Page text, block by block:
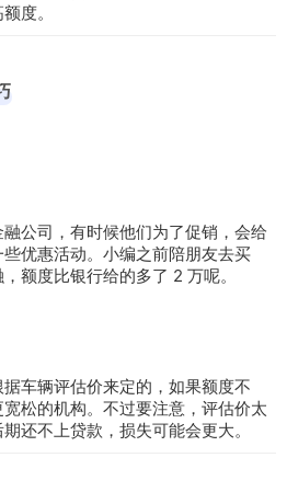
度。
公司，有时候他们为了促销，会给
优惠活动。小编之前陪朋友去买
额度比银行给的多了 2 万呢。
车辆评估价来定的，如果额度不
松的机构。不过要注意，评估价太
还不上贷款，损失可能会更大。